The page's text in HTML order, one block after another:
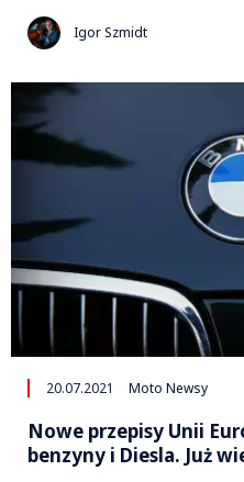
Igor Szmidt
20.07.2021 Moto Newsy
Nowe przepisy Unii
benzyny i Diesla. Już